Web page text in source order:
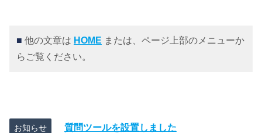
■ 他の文章は HOME または、ページ上部のメニューか
らご覧ください。
お知らせ 質問ツールを設置しました